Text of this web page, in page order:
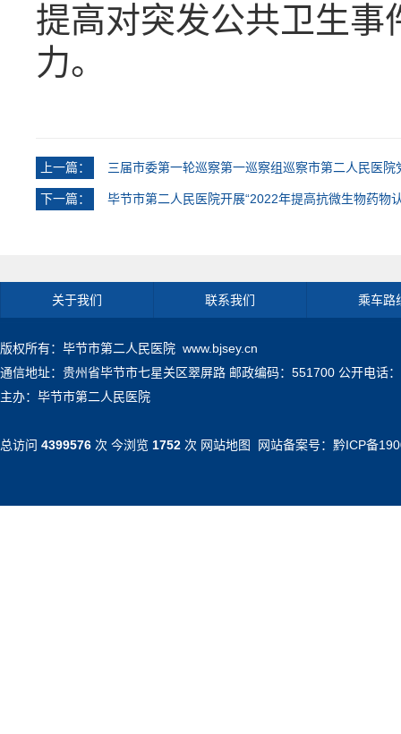
提高对突发公共卫生事
力。
上一篇： 三届市委第一轮巡察第一巡察组巡察市第二人民医院
下一篇： 毕节市第二人民医院开展“2022年提高抗微生物药物
关于我们 联系我们 乘车路
版权所有：毕节市第二人民医院 www.bjsey.cn
通信地址：贵州省毕节市七星关区翠屏路 邮政编码：551700 公开电
主办：毕节市第二人民医院
总访问 4399576 次 今浏览 1752 次 网站地图 网站备案号： 黔ICP备